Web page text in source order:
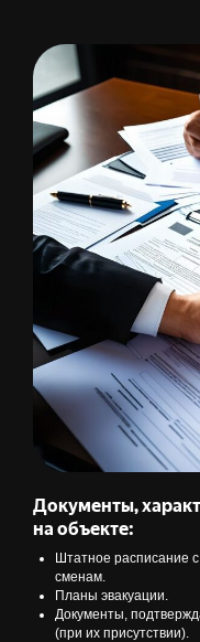
Документы,
на объекте:
Штатное расписание
сменам.
Планы эвакуации.
Документы,
(при их присутствии).